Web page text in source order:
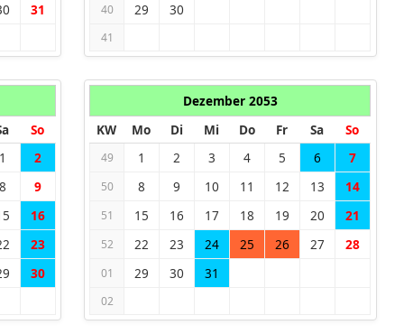
31 40 29 30
41
So
1 2
8 9
16
23
30
Dezember 2053
KW
Mo Di Mi Do Fr Sa So
49 1 2 3 4 5 6 7
50 8 9 10 11 12 13 14
51 15 16 17 18 19 20 21
52 22 23 24 25 26 27 28
01 29 30 31
02